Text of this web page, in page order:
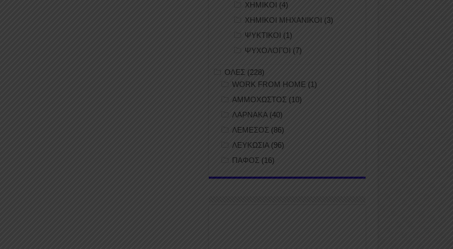
ΧΗΜΙΚΟΙ (4)
ΧΗΜΙΚΟΙ ΜΗΧΑΝΙΚΟΙ (3)
ΨΥΚΤΙΚΟΙ (1)
ΨΥΧΟΛΟΓΟΙ (7)
ΟΛΕΣ (228)
WORK FROM HOME (1)
ΑΜΜΟΧΩΣΤΟΣ (10)
ΛΑΡΝΑΚΑ (40)
ΛΕΜΕΣΟΣ (86)
ΛΕΥΚΩΣΙΑ(96)
ΠΑΦΟΣ (16)